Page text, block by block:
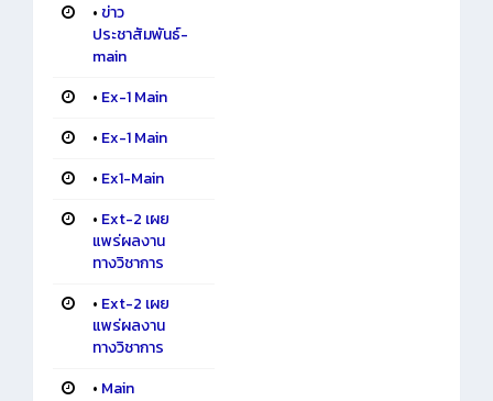
• ข่าว
ประชาสัมพันธ์-
main
• Ex-1 Main
• Ex-1 Main
• Ex1-Main
• Ext-2 เผย
แพร่ผลงาน
ทางวิชาการ
• Ext-2 เผย
แพร่ผลงาน
ทางวิชาการ
• Main